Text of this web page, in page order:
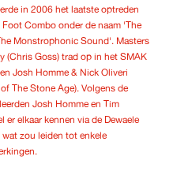
in 2006 het laatste optreden
Combo onder de naam 'The
Monstrophonic Sound'. Masters
(Chris Goss) trad op in het SMAK
Josh Homme & Nick Oliveri
The Stone Age). Volgens de
Josh Homme en Tim
er elkaar kennen via de Dewaele
wat zou leiden tot enkele